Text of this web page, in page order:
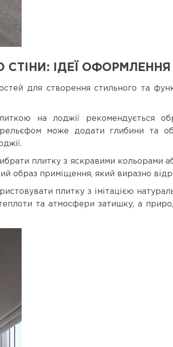
ІДЕЇ ОФОРМЛЕННЯ
для створення стильного та
на лоджії рекомендується
може додати глибини та
плитку з яскравими кольорами
образ приміщення, який виразно
плитку з імітацією
та атмосфери затишку, а